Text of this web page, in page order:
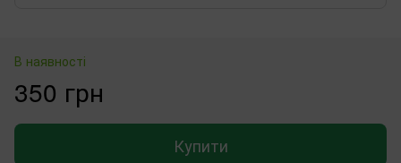
В наявності
350 грн
Купити